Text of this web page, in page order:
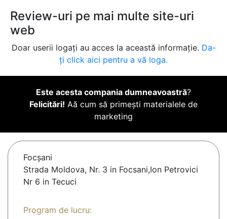
Review-uri pe mai multe site-uri
web
Doar userii logați au acces la această informație. Da-
ți click aici pentru a vă loga.
Este acesta compania dumneavoastră?
Felicitări! Aă cum să primești materialele de
marketing
Focşani
Strada Moldova, Nr. 3 in Focsani,Ion Petrovici
Nr 6 in Tecuci
Program de lucru: